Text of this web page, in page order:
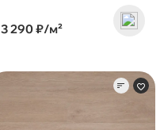
3 290 ₽/м²